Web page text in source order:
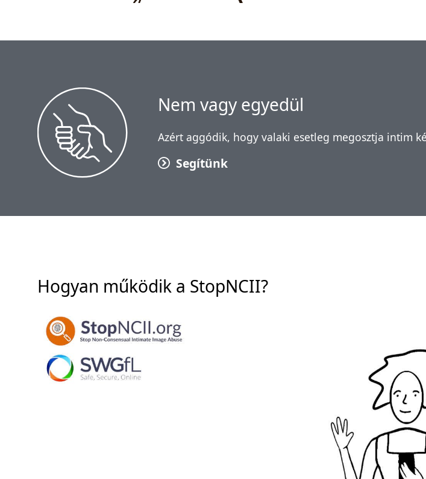
Nem vagy egyedül
Azért aggódik, hogy valaki esetleg megosztja intim
Segítünk
Hogyan működik a StopNCII?